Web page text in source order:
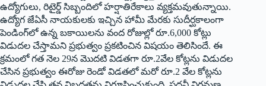
ఉద్యోగులు, రిటైర్డ్ సిబ్బందిలో హర్షాతిరేకాలు వ్యక్తమవుతున్నాయి.
ఉద్యోగ జేఏసీ నాయకులకు ఇచ్చిన హామీ మేరకు సుదీర్ఘకాలంగా
పెండింగ్‌లో ఉన్న బకాయిలను వంద‌ రోజుల్లో రూ.6,000 కోట్లు
విడుదల చేస్తామని ప్రభుత్వం ప్రకటించిన విషయం తెలిసిందే. ఈ
క్రమంలో గత నెల 29న మొదటి విడతగా రూ.2వేల కోట్లను విడుదల
చేసిన ప్రభుత్వం ఈరోజు రెండో విడతలో మరో రూ.2 వేల కోట్లను